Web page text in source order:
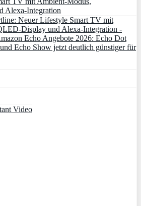
Alexa‑Integration
Neuer Lifestyle Smart TV mit
und Alexa‑Integration -
Echo Angebote 2026: Echo Dot
Echo Show jetzt deutlich günstiger für
Video